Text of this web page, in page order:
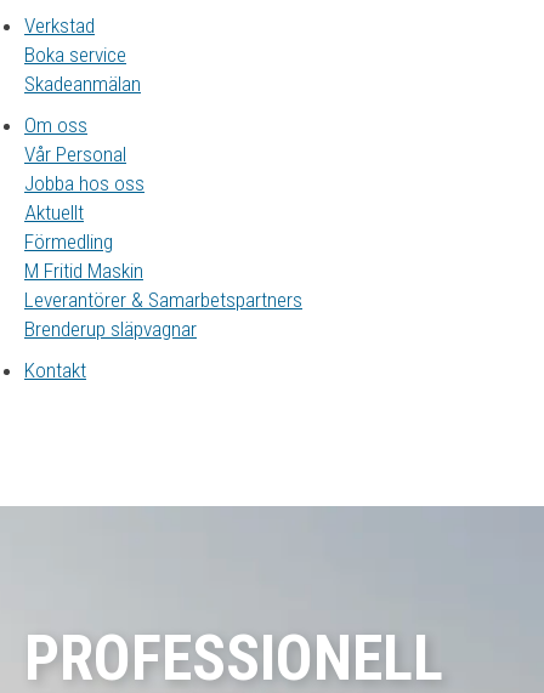
Verkstad
Boka service
Skadeanmälan
Om oss
Vår Personal
Jobba hos oss
Aktuellt
Förmedling
M Fritid Maskin
Leverantörer & Samarbetspartners
Brenderup släpvagnar
Kontakt
PROFESSIONELL